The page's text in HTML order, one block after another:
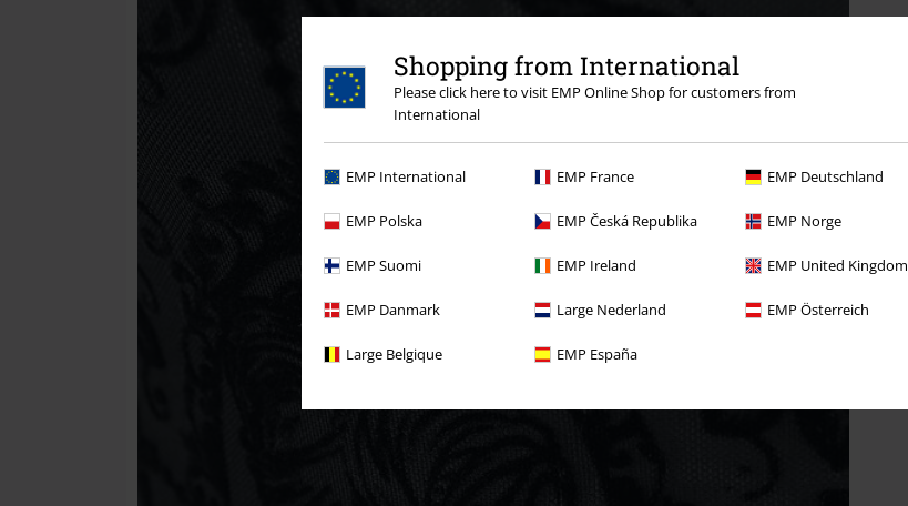
Shopping from International
Please click here to visit EMP Online Shop for customers from
International
EMP International EMP France EMP Deutschland
EMP Polska EMP Česká Republika EMP Norge
EMP Suomi EMP Ireland EMP United Kingdom
EMP Danmark Large Nederland EMP Österreich
Large Belgique EMP España